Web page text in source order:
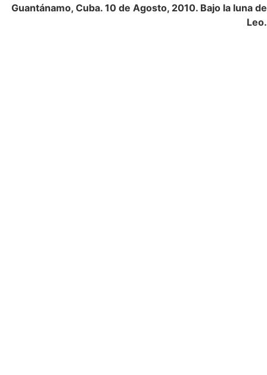
Guantánamo, Cuba. 10 de Agosto, 2010. Bajo la luna de
Leo.